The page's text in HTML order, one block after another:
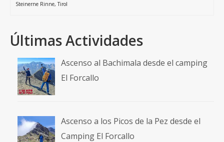
Steinerne Rinne,Tirol
Últimas Actividades
Ascenso al Bachimala desde el camping
El Forcallo
Ascenso a los Picos de la Pez desde el
Camping El Forcallo